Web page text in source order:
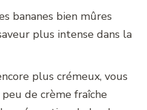
bananes bien mûres
plus intense dans la
plus crémeux, vous
de crème fraîche